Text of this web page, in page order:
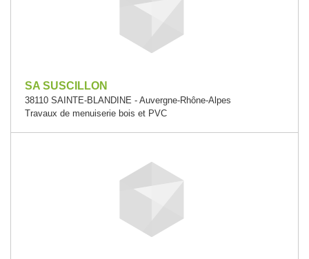
SA SUSCILLON
38110 SAINTE-BLANDINE - Auvergne-Rhône-Alpes
Travaux de menuiserie bois et PVC